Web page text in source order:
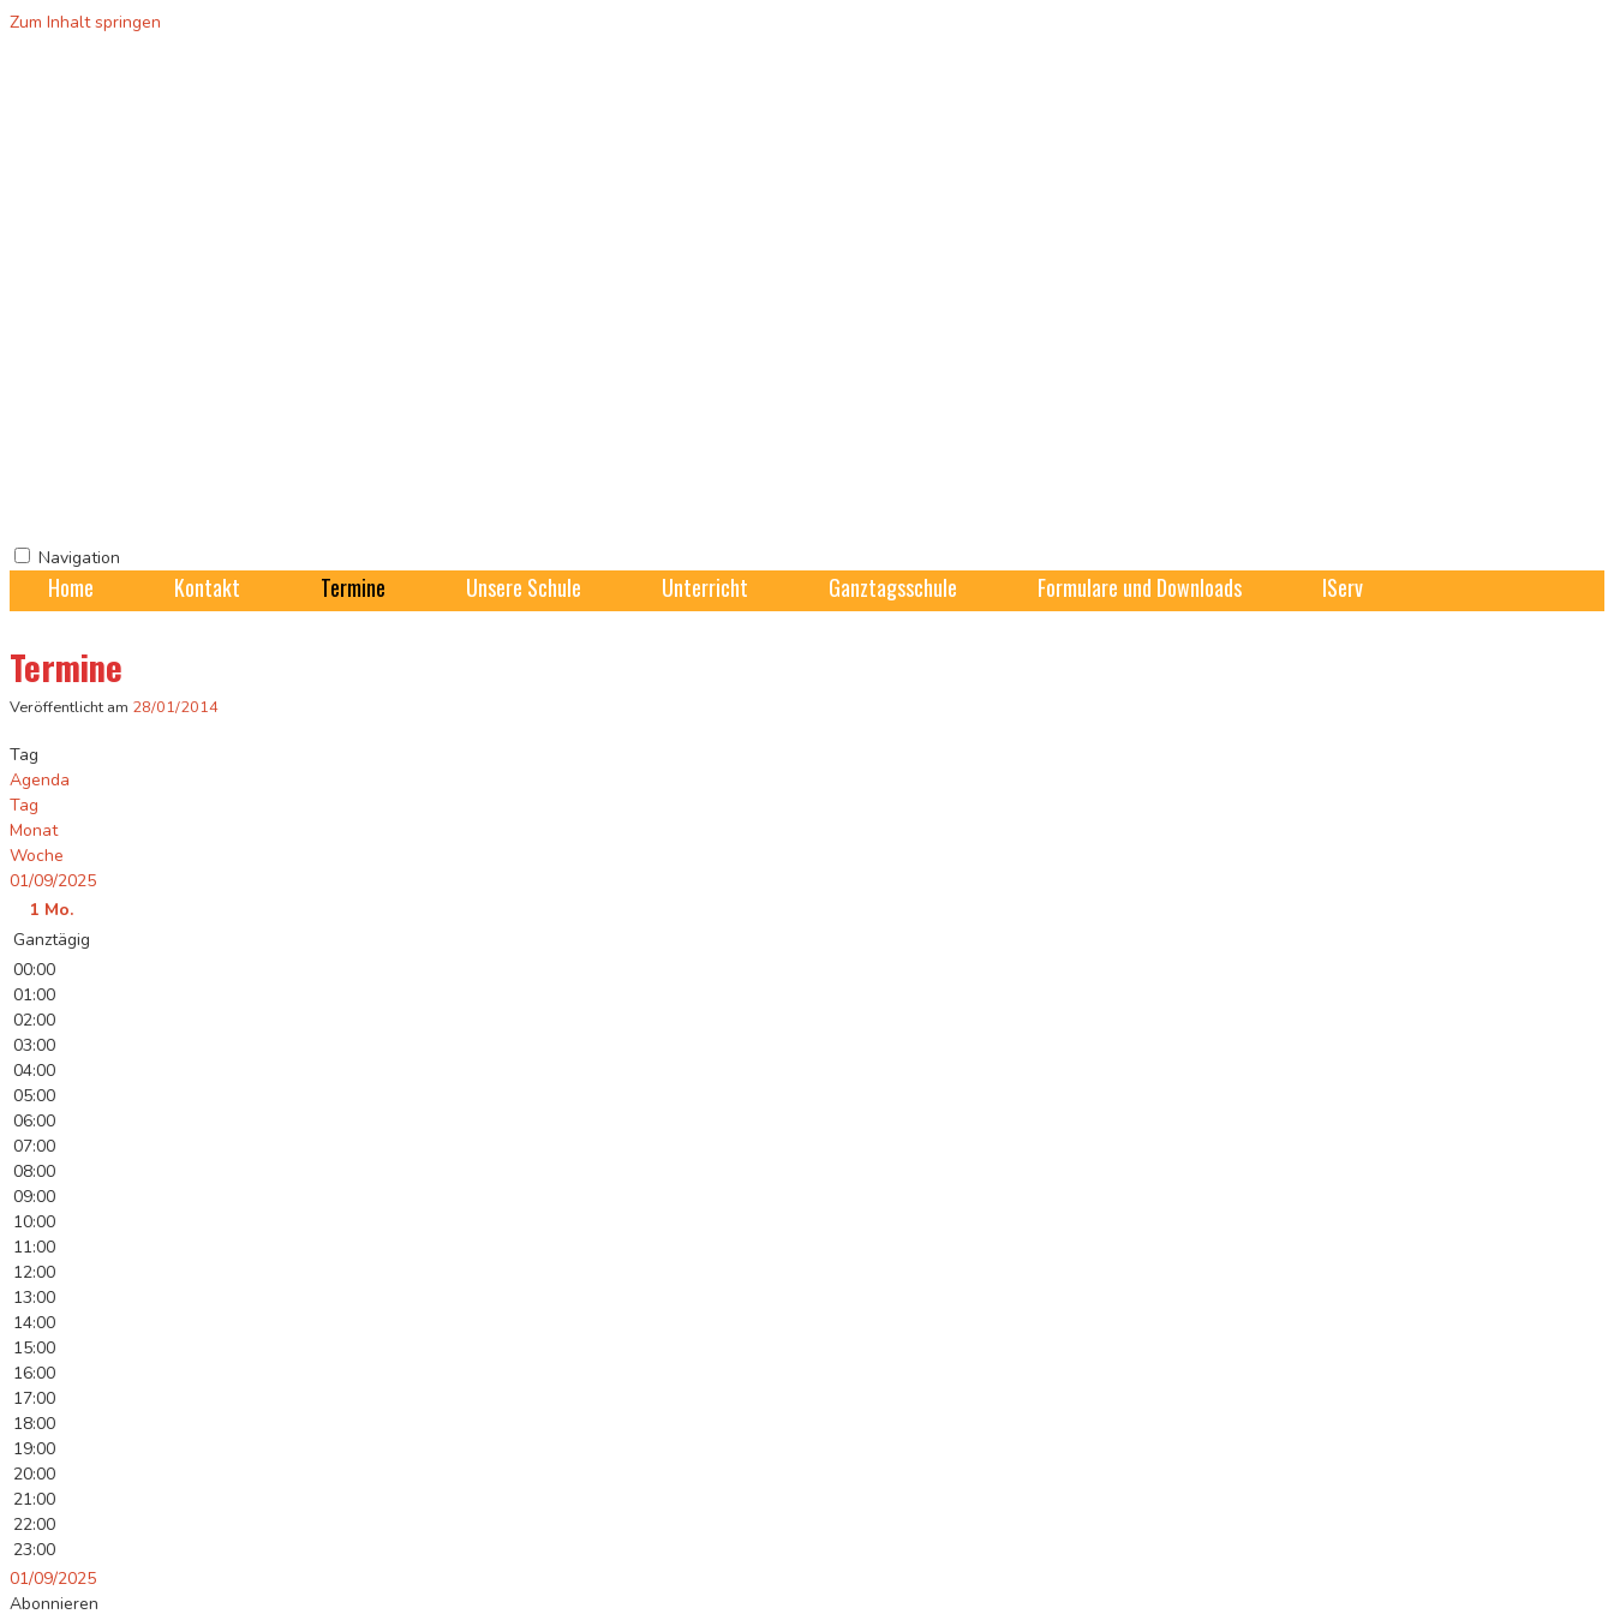
Zum Inhalt springen
Navigation
Home Kontakt Termine Unsere Schule Unterricht Ganztagsschule Formulare und Downloads IServ
Termine
Veröffentlicht am 28/01/2014
Tag
Agenda
Tag
Monat
Woche
01/09/2025
1 Mo.
Ganztägig
00:00
01:00
02:00
03:00
04:00
05:00
06:00
07:00
08:00
09:00
10:00
11:00
12:00
13:00
14:00
15:00
16:00
17:00
18:00
19:00
20:00
21:00
22:00
23:00
01/09/2025
Abonnieren